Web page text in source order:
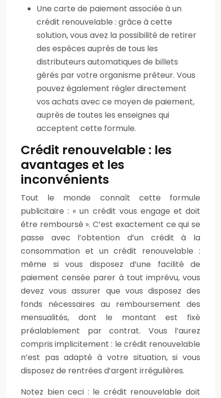
Une carte de paiement associée à un
crédit renouvelable : grâce à cette
solution, vous avez la possibilité de retirer
des espèces auprès de tous les
distributeurs automatiques de billets
gérés par votre organisme prêteur. Vous
pouvez également régler directement
vos achats avec ce moyen de paiement,
auprès de toutes les enseignes qui
acceptent cette formule.
Crédit renouvelable : les
avantages et les
inconvénients
Tout le monde connaît cette formule
publicitaire : « un crédit vous engage et doit
être remboursé ». C’est exactement ce qui se
passe avec l’obtention d’un crédit à la
consommation et un crédit renouvelable :
même si vous disposez d’une facilité de
paiement censée parer à tout imprévu, vous
devez vous assurer que vous disposez des
fonds nécessaires au remboursement des
mensualités, dont le montant est fixé
préalablement par contrat. Vous l’aurez
compris implicitement : le crédit renouvelable
n’est pas adapté à votre situation, si vous
disposez de rentrées d’argent irrégulières.
Notez bien ceci : le crédit renouvelable doit